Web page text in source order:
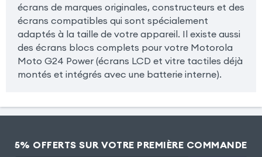
écrans de marques originales, constructeurs et des
écrans compatibles qui sont spécialement
adaptés à la taille de votre appareil. Il existe aussi
des écrans blocs complets pour votre Motorola
Moto G24 Power (écrans LCD et vitre tactiles déjà
montés et intégrés avec une batterie interne).
5% OFFERTS SUR VOTRE PREMIÈRE COMMANDE